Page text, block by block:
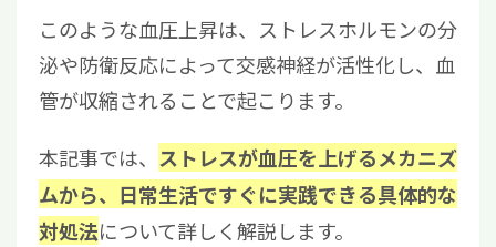
このような血圧上昇は、ストレスホルモンの分
泌や防衛反応によって交感神経が活性化し、血
管が収縮されることで起こります。
本記事では、 ストレスが血圧を上げるメカニズ
ムから、日常生活ですぐに実践できる具体的な
対処法について詳しく解説します。